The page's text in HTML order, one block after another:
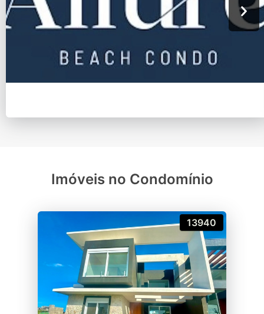
Imóveis no Condomínio
13940